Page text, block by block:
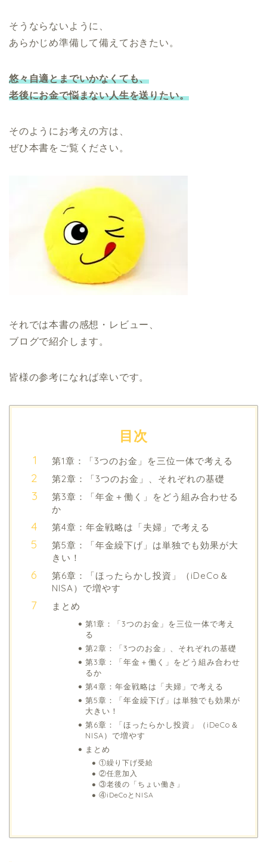
そうならないように、
あらかじめ準備して備えておきたい。
悠々自適とまでいかなくても、
老後にお金で悩まない人生を送りたい。
そのようにお考えの方は、
ぜひ本書をご覧ください。
それでは本書の感想・レビュー、
ブログで紹介します。
皆様の参考になれば幸いです。
目次
第1章：「3つのお金」を三位一体で考える
第2章：「3つのお金」、それぞれの基礎
第3章：「年金＋働く」をどう組み合わせる
か
第4章：年金戦略は「夫婦」で考える
第5章：「年金繰下げ」は単独でも効果が大
きい！
第6章：「ほったらかし投資」（iDeCo＆
NISA）で増やす
まとめ
第1章：「3つのお金」を三位一体で考え
る
第2章：「3つのお金」、それぞれの基礎
第3章：「年金＋働く」をどう組み合わせ
るか
第4章：年金戦略は「夫婦」で考える
第5章：「年金繰下げ」は単独でも効果が
大きい！
第6章：「ほったらかし投資」（iDeCo＆
NISA）で増やす
まとめ
①繰り下げ受給
②任意加入
③老後の「ちょい働き」
④iDeCoとNISA